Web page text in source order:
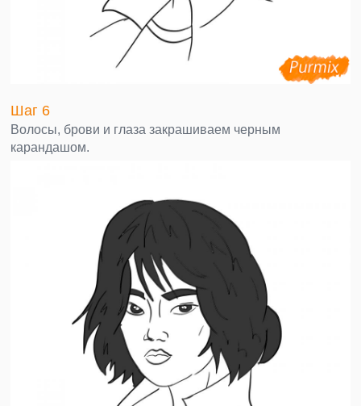
Шаг 6
Волосы, брови и глаза закрашиваем черным
карандашом.